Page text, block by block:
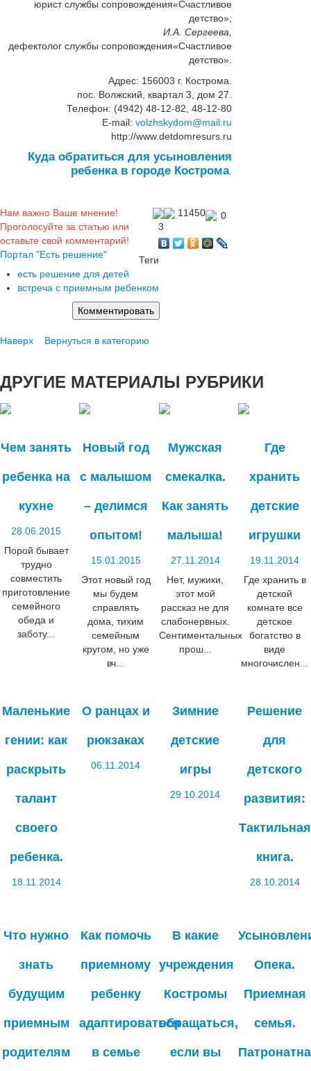
юрист службы сопровождения«Счастливое
детство»;
И.А. Сергеева,
дефектолог службы сопровождения«Счастливое
детство».
Адрес: 156003 г. Кострома.
пос. Волжский, квартал 3, дом 27.
Телефон: (4942) 48-12-82, 48-12-80
E-mail: volzhskydom@mail.ru
http://www.detdomresurs.ru
Куда обратиться для усыновления
ребенка в городе Кострома.
Нам важно Ваше мнение!
Проголосуйте за статью или
оставьте свой комментарий!
Портал "Есть решение"
0
11450
3
Теги
есть решение для детей
встреча с приемным ребенком
Наверх Вернуться в категорию
ДРУГИЕ МАТЕРИАЛЫ РУБРИКИ
Чем занять
ребенка на
кухне
28.06.2015
Порой бывает
трудно
совместить
приготовление
семейного
обеда и
заботу...
Новый год
с малышом
– делимся
опытом!
15.01.2015
Этот новый год
мы будем
справлять
дома, тихим
семейным
кругом, но уже
вч...
Мужская
смекалка.
Как занять
малыша!
27.11.2014
Нет, мужики,
этот мой
рассказ не для
слабонервных.
Сентиментальных
прош...
Где
хранить
детские
игрушки
19.11.2014
Где хранить в
детской
комнате все
детское
богатство в
виде
многочислен...
Маленькие
гении: как
раскрыть
талант
своего
ребенка.
18.11.2014
О ранцах и
рюкзаках
06.11.2014
Зимние
детские
игры
29.10.2014
Решение
для
детского
развития:
Тактильная
книга.
28.10.2014
Что нужно
знать
будущим
приемным
родителям
Как помочь
приемному
ребенку
адаптироваться
в семье
В какие
учреждения
Костромы
обращаться,
если вы
Опека.
Приемная
семья.